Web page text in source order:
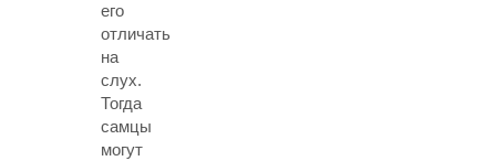
его
отличать
на
слух.
Тогда
самцы
могут